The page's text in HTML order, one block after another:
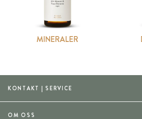
MINERALER
KONTAKT | SERVICE
OM OSS